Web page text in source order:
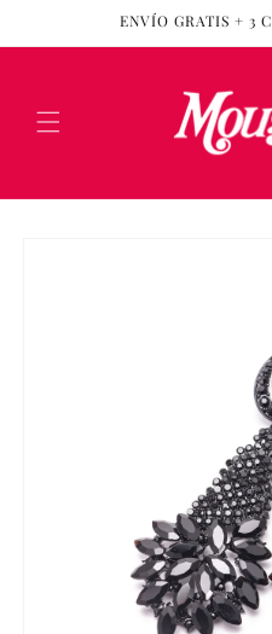
directamente
al contenido
ENVÍO GRATIS + 3